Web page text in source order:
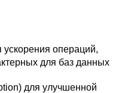
операций,
для баз данных
для улучшенной